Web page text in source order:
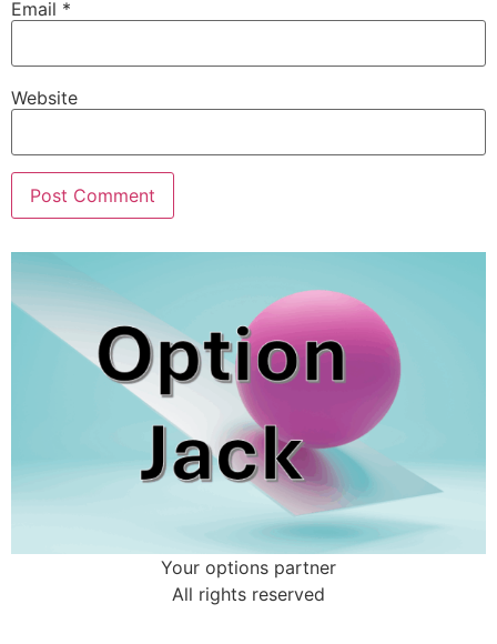
Email *
Website
Your options partner
All rights reserved